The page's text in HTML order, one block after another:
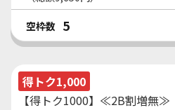
空枠数 5
得トク1,000
【得トク1000】≪2B割増無≫